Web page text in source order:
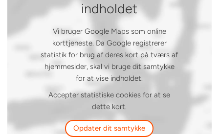
indholdet
Vi bruger Google Maps som online
korttjeneste. Da Google registrerer
statistik for brug af deres kort på tværs af
hjemmesider, skal vi bruge dit samtykke
for at vise indholdet.
Accepter statistiske cookies for at se
dette kort.
Opdater dit samtykke